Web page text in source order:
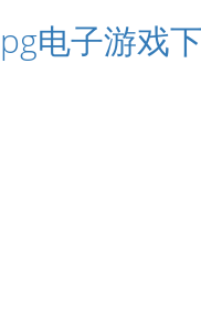
pg电子游戏